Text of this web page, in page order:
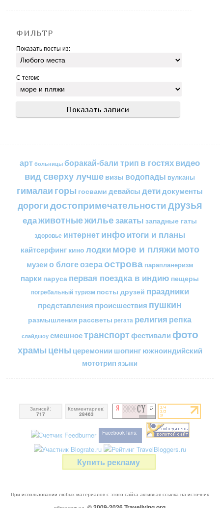
ФИЛЬТР
Показать посты из:
С тегом:
арт больницы боракай-бали трип в гостяхвидео
вид сверху лучшевизы водопады вулканы
гималаи горы госвами девайсы детидокументы
дорогидостопримечательностидрузья
едаживотныежильезакаты западные гаты
здоровье интернетинфоитоги и планы
кайтсерфинг кино лодкиморе и пляжимото
музеи о блогеозераострова парапланеризм
парки паруса первая поездка в индию пещеры
погребальный туризм посты друзей праздники
представления происшествия пушкин
размышления рассветы регата религия репка
слайдшоу смешноетранспортфестивали фото
храмы цены церемонии шопингюжноиндийский
мототрип языки
Записей:
717
Комментариев:
28463
Facebook fans:
Купить рекламу
При использовании любых материалов с этого сайта активная ссылка на источник